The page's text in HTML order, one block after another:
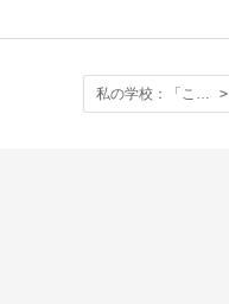
私の学校：「ここでしかできない事を精一杯やり、自分の世界を広げたい。」